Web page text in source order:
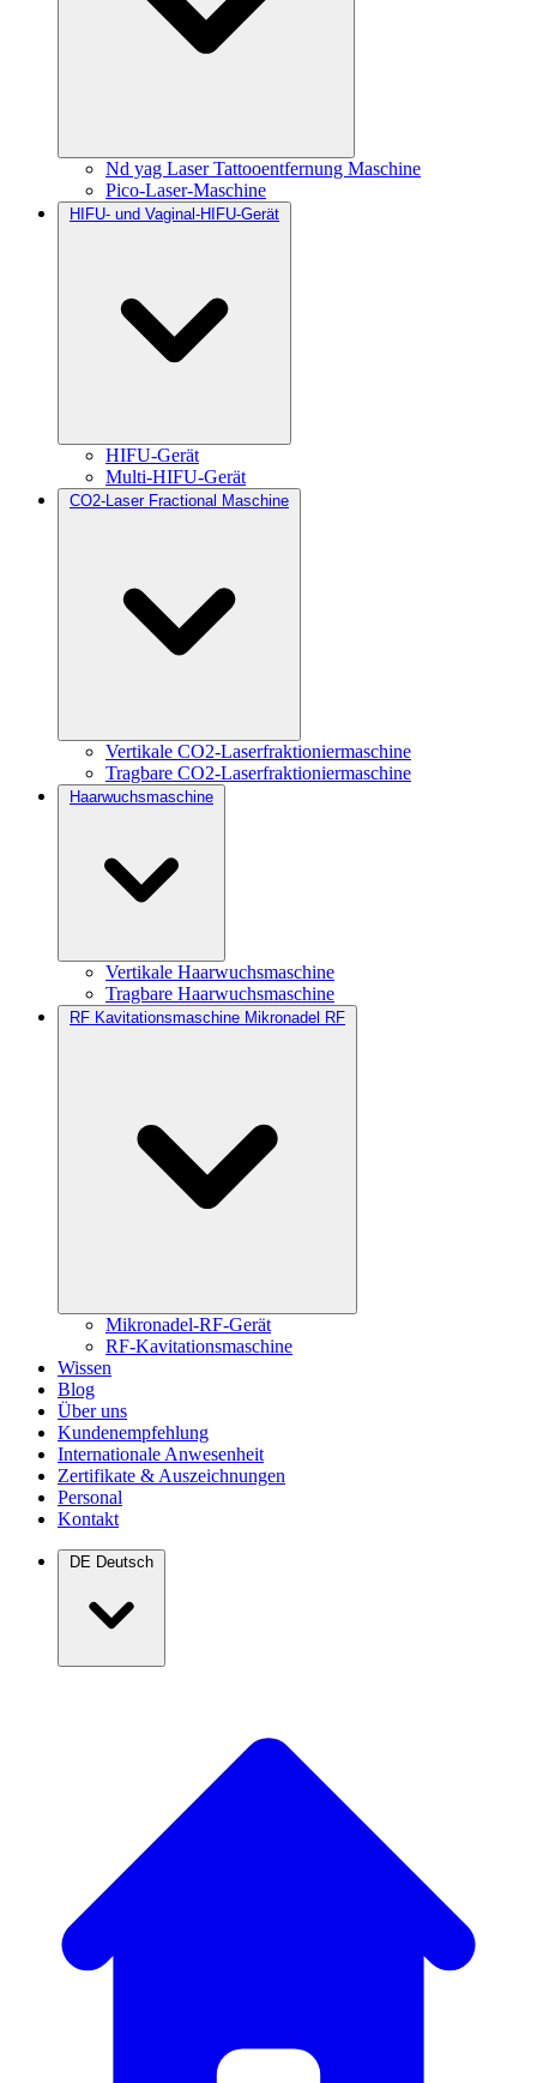
Nd yag Laser Tattooentfernung Maschine
Pico-Laser-Maschine
HIFU- und Vaginal-HIFU-Gerät
HIFU-Gerät
Multi-HIFU-Gerät
CO2-Laser Fractional Maschine
Vertikale CO2-Laserfraktioniermaschine
Tragbare CO2-Laserfraktioniermaschine
Haarwuchsmaschine
Vertikale Haarwuchsmaschine
Tragbare Haarwuchsmaschine
RF Kavitationsmaschine Mikronadel RF
Mikronadel-RF-Gerät
RF-Kavitationsmaschine
Wissen
Blog
Über uns
Kundenempfehlung
Internationale Anwesenheit
Zertifikate & Auszeichnungen
Personal
Kontakt
DE Deutsch